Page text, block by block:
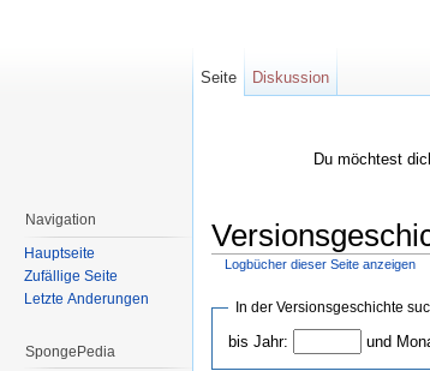
Du möchtest
Logbücher dieser Seite anzeigen
In der Versionsgeschichte
bis Jahr: und
Seite Diskussion
Navigation
Hauptseite
Zufällige Seite
Letzte Änderungen
SpongePedia